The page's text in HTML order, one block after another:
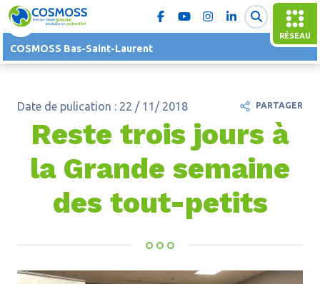
RÉSEAU
COSMOSS Bas-Saint-Laurent
Date de pulication : 22 / 11/ 2018
Reste trois jours à
la Grande semaine
des tout-petits
PARTAGER